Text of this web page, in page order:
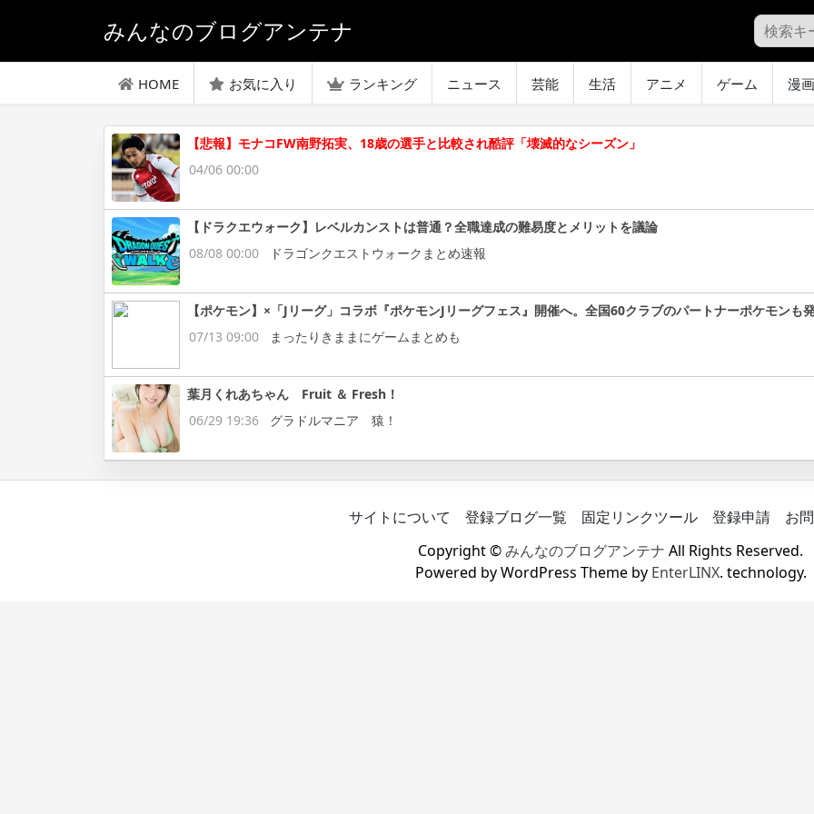
みんなのブログアンテナ
HOME お気に入り ランキング ニュース 芸能 生活 アニメ ゲーム 漫画
【悲報】モナコFW南野拓実、18歳の選手と比較され酷評「壊滅的なシーズン」
04/06 00:00
【ドラクエウォーク】レベルカンストは普通？全職達成の難易度とメリットを議論
08/08 00:00
ドラゴンクエストウォークまとめ速報
【ポケモン】×「Jリーグ」コラボ『ポケモンJリーグフェス』開催へ。全国60クラブのパートナーポケモンも
07/13 09:00
まったりきままにゲームまとめも
葉月くれあちゃん Fruit ＆ Fresh！
06/29 19:36
グラドルマニア 猿！
サイトについて 登録ブログ一覧 固定リンクツール 登録申請
お
Copyright ©みんなのブログアンテナ All Rights Reserved.
Powered by WordPress Theme by EnterLINX. technology.